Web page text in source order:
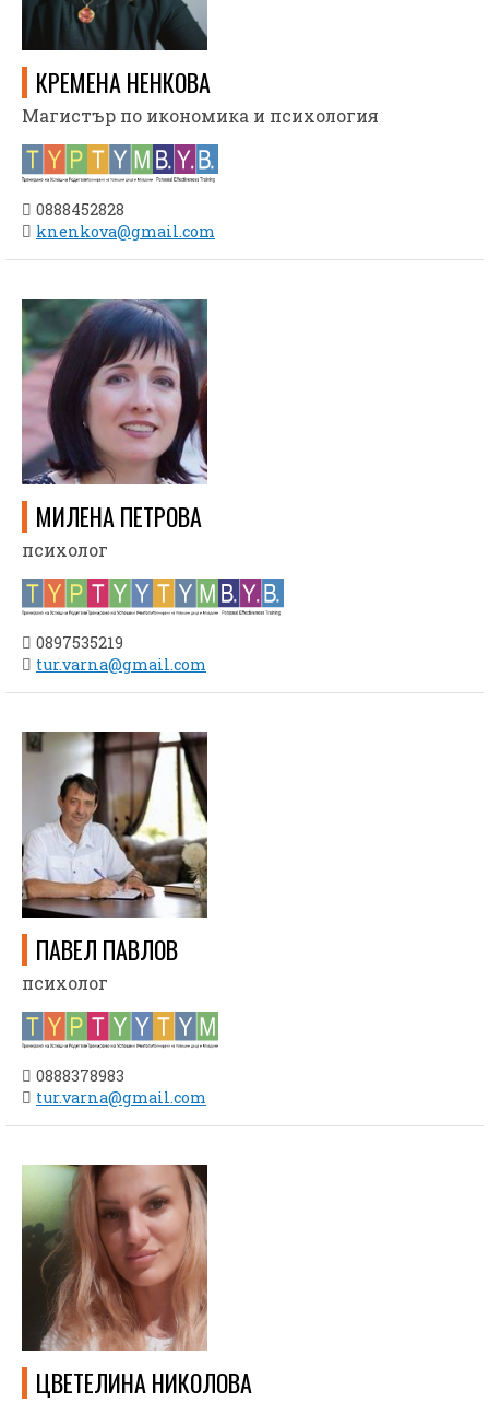
КРЕМЕНА НЕНКОВА
Магистър по икономика и психология
0888452828
knenkova@gmail.com
МИЛЕНА ПЕТРОВA
психолог
0897535219
tur.varna@gmail.com
ПАВЕЛ ПАВЛОВ
психолог
0888378983
tur.varna@gmail.com
ЦВЕТЕЛИНА НИКОЛОВА